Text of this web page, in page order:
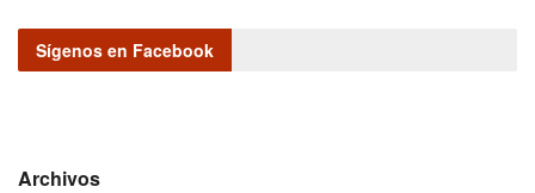
Sígenos en Facebook
Archivos